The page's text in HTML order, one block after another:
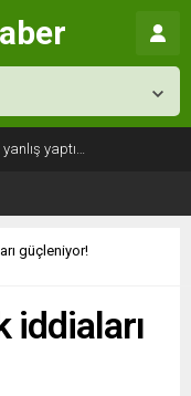
yaptı…
güçleniyor!
iddiaları